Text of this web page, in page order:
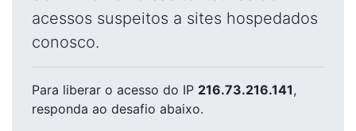
acessos suspeitos a sites hospedados
conosco.
Para liberar o acesso do IP 216.73.216.141,
responda ao desafio abaixo.